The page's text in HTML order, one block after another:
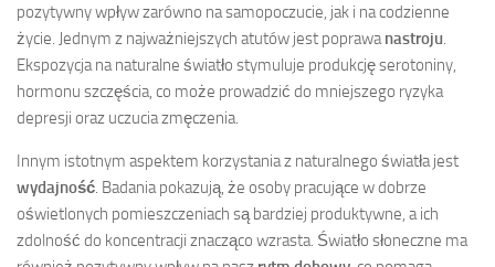
pozytywny wpływ zarówno na samopoczucie, jak i na codzienne
życie. Jednym z najważniejszych atutów jest poprawanastroju.
Ekspozycja na naturalne światło stymuluje produkcję serotoniny,
hormonu szczęścia, co może prowadzić do mniejszego ryzyka
depresji oraz uczucia zmęczenia.
Innym istotnym aspektem korzystania z naturalnego światła jest
wydajność. Badania pokazują, że osoby pracujące w dobrze
oświetlonych pomieszczeniach są bardziej produktywne, a ich
zdolność do koncentracji znacząco wzrasta. Światło słoneczne ma